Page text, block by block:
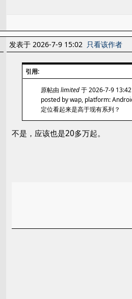
发表于 2026-7-9 15:02 只看该作者
引用:
原帖由 limited于 2026-7-9
posted by wap, platform:
定位看起来是高于现有系列？
不是，应该也是20多万起。